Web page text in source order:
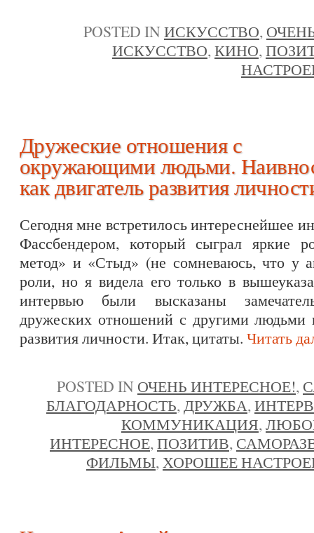
POSTED INИСКУССТВО,
ИСКУССТВО,КИНО,
Дружеские отношения с
окружающими людьми.
как двигатель развития
Сегодня мне встретилось интереснейшее
Фассбендером, который сыграл яркие
метод» и «Стыд» (не сомневаюсь, что у
роли, но я видела его только в
интервью были высказаны
дружеских отношений с другими людьми
развития личности. Итак, цитаты. Читать
POSTED IN ОЧЕНЬ ИНТЕРЕСНОЕ!,
БЛАГОДАРНОСТЬ, ДРУЖБА,
КОММУНИКАЦИЯ,
ИНТЕРЕСНОЕ, ПОЗИТИВ,
ФИЛЬМЫ, ХОРОШЕЕ